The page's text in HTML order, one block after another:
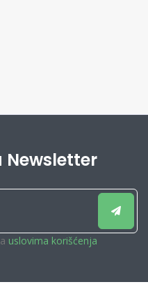
Newsletter
uslovima korišćenja